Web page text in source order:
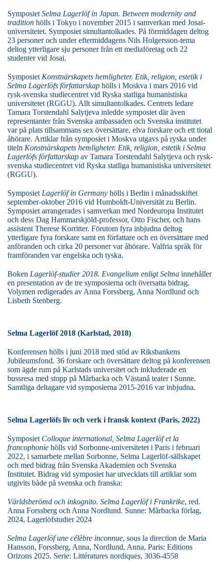
SymposietSelma Lagerlöf in Japan. Between modernity and
tradition hölls i Tokyo i november 2015 i samverkan med Josai-
universitetet. Symposiet simultantolkades. På förmiddagen deltog
23 personer och under eftermiddagens Nils Holgersson-tema
deltog ytterligare sju personer från ett mediaföretag och 22
studenter vid Josai.
SymposietKonstnärskapets hemligheter. Etik, religion, estetik i
Selma Lagerlöfs författarskap hölls i Moskva i mars 2016 vid
rysk-svenska studiecentret vid Ryska statliga humanistiska
universitetet (RGGU). Allt simultantolkades. Centrets ledare
Tamara Torstendahl Salytjeva inledde symposiet där även
representanter från Svenska ambassaden och Svenska institutet
var på plats tillsammans sex översättare, elva forskare och ett tiotal
åhörare. Artiklar från symposiet i Moskva utgavs på ryska under
titeln Konstnärskapets hemligheter. Etik, religion, estetik i Selma
Lagerlöfs författarskap av Tamara Torstendahl Salytjeva och rysk-
svenska studiecentret vid Ryska statliga humanistiska universitetet
(RGGU).
SymposietLagerlöf in Germany hölls i Berlin i månadsskiftet
september-oktober 2016 vid Humboldt-Universität zu Berlin.
Symposiet arrangerades i samverkan med Nordeuropa Institutet
och dess Dag Hammarskjöld-professor, Otto Fischer, och hans
assistent Therese Korritter. Förutom fyra inbjudna deltog
ytterligare fyra forskare samt en författare och en översättare med
anföranden och cirka 20 personer var åhörare. Valfria språk för
framföranden var engelska och tyska.
Boken Lagerlöf-studier 2018. Evangelium enligt Selma innehåller
en presentation av de tre symposierna och översatta bidrag.
Volymen redigerades av Anna Forssberg, Anna Nordlund och
Lisbeth Stenberg.
Selma Lagerlöf 2018 (Karlstad, 2018)
Konferensen hölls i juni 2018 med stöd av Riksbankens
Jubileumsfond. 36 forskare och översättare deltog på konferensen
som ägde rum på Karlstads universitet och inkluderade en
bussresa med stopp på Mårbacka och Västanå teater i Sunne.
Samtliga deltagare vid symposierna 2015-2016 var inbjudna.
Selma Lagerlöfs liv och verk i fransk kontext (Paris, 2022)
Symposiet Colloque international, Selma Lagerlöf et la
francophonie hölls vid Sorbonne-universitetet i Paris i februari
2022, i samarbete mellan Sorbonne, Selma Lagerlöf-sällskapet
och med bidrag från Svenska Akademien och Svenska
Institutet. Bidrag vid symposiet har utvecklats till artiklar som
utgivits både på svenska och franska:
Världsberömd och inkognito. Selma Lagerlöf i Frankrike, red.
Anna Forssberg och Anna Nordlund. Sunne: Mårbacka förlag,
2024, Lagerlöfstudier 2024
Selma Lagerlöf une célèbre inconnue, sous la direction de Maria
Hansson, Forssberg, Anna, Nordlund, Anna, Paris: Editions
Orizons 2025. Serie: Littératures nordiques, 3036-4558